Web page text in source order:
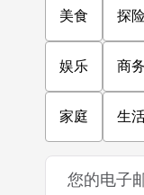
美食 探
娱乐 商
家庭 生